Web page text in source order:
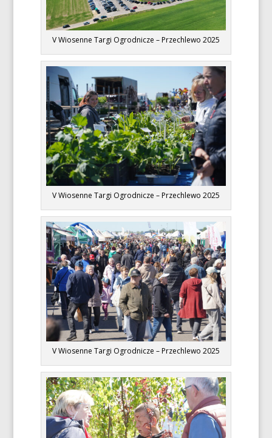
V Wiosenne Targi Ogrodnicze – Przechlewo 2025
V Wiosenne Targi Ogrodnicze – Przechlewo 2025
V Wiosenne Targi Ogrodnicze – Przechlewo 2025